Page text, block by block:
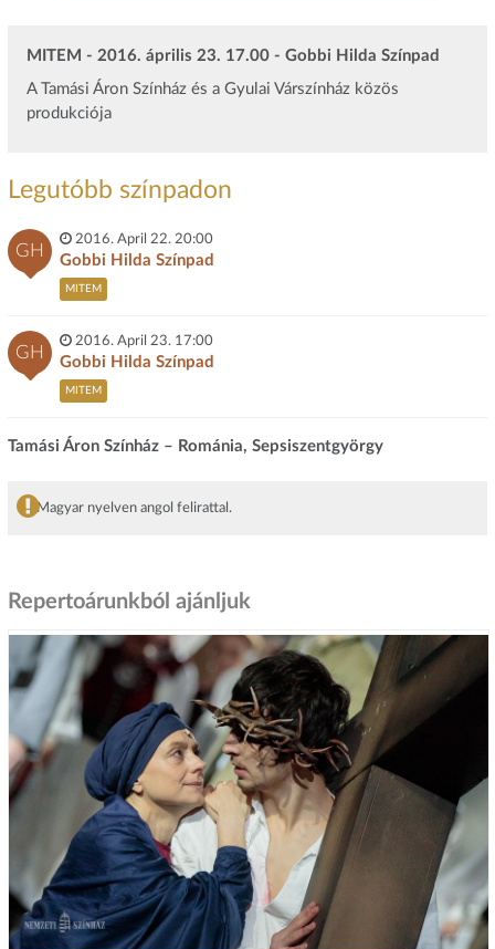
MITEM - 2016. április 23. 17.00 - Gobbi Hilda Színpad
A Tamási Áron Színház és a Gyulai Várszínház közös
produkciója
Legutóbb színpadon
GH
2016. April 22. 20:00
Gobbi Hilda Színpad
MITEM
GH
2016. April 23. 17:00
Gobbi Hilda Színpad
MITEM
Tamási Áron Színház – Románia, Sepsiszentgyörgy
Magyar nyelven angol felirattal.
Repertoárunkból ajánljuk